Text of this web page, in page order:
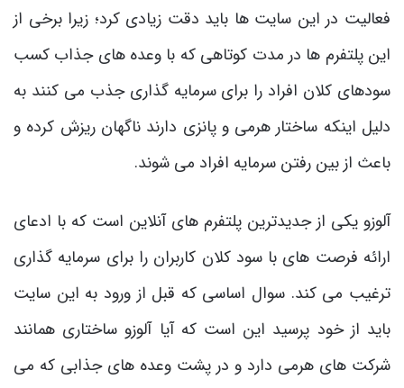
فعالیت در این سایت ها باید دقت زیادی کرد؛ زیرا برخی از
این پلتفرم ها در مدت کوتاهی که با وعده های جذاب کسب
سودهای کلان افراد را برای سرمایه گذاری جذب می کنند به
دلیل اینکه ساختار هرمی و پانزی دارند ناگهان ریزش کرده و
باعث از بین رفتن سرمایه افراد می شوند.
آلوزو یکی از جدیدترین پلتفرم های آنلاین است که با ادعای
ارائه فرصت های با سود کلان کاربران را برای سرمایه گذاری
ترغیب می کند. سوال اساسی که قبل از ورود به این سایت
باید از خود پرسید این است که آیا آلوزو ساختاری همانند
شرکت های هرمی دارد و در پشت وعده های جذابی که می